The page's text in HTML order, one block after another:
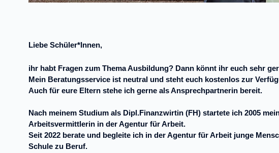
Liebe Schüler*Innen,
ihr habt Fragen zum Thema Ausbildung? Dann könnt ihr euch sehr
Mein Beratungsservice ist neutral und steht euch kostenlos zur
Auch für eure Eltern stehe ich gerne als Ansprechpartnerin bereit.
Nach meinem Studium als Dipl.Finanzwirtin (FH) startete ich 2005
Arbeitsvermittlerin in der Agentur für Arbeit.
Seit 2022 berate und begleite ich in der Agentur für Arbeit junge
Schule zu Beruf.